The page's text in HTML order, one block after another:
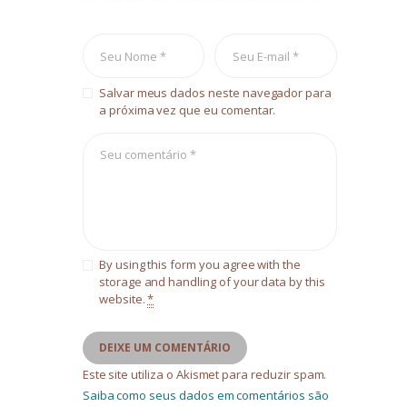
Salvar meus dados neste navegador para
a próxima vez que eu comentar.
By using this form you agree with the
storage and handling of your data by this
website.*
Este site utiliza o Akismet para reduzir spam.
Saiba como seus dados em comentários são